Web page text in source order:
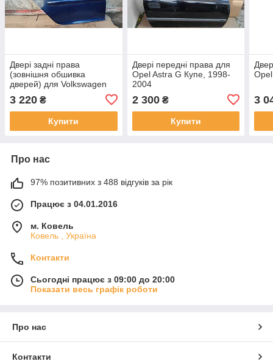
Двері задні права
(зовнішня обшивка
дверей) для Volkswagen
Golf 5, 2003-2009, Хетчбек
3 220 ₴
Купити
Двері передні права для
Opel Astra G Купе, 1998-
2004
2 300₴
Купити
3
Про нас
97% позитивних з 488 відгуків за рік
Працює з 04.01.2016
м. Ковель
Ковель , Україна
Контакти
Сьогодні працює з 09:00 до 20:00
Показати весь графік роботи
Про нас
Контакти